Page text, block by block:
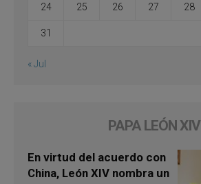
24 25 26 27 28
31
« Jul
PAPA LEÓN XIV
En virtud del acuerdo con
China, León XIV nombra un